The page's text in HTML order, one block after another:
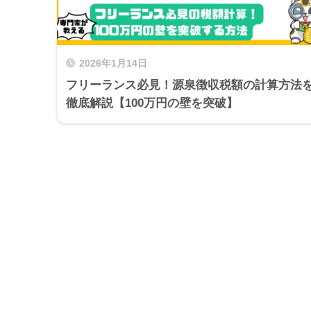
2026年1月14日
フリーランス必見！源泉徴収税額の計算方法
徹底解説【100万円の壁を突破】